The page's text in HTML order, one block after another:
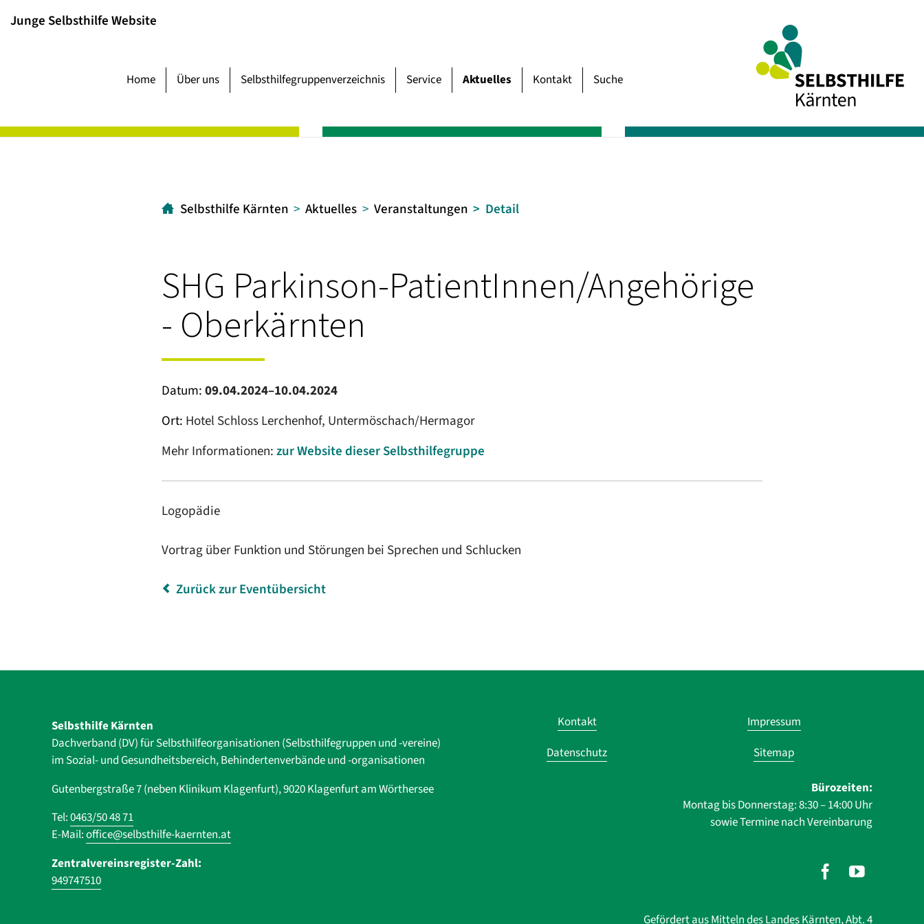
Junge Selbsthilfe Website
Home Über uns Selbsthilfegruppenverzeichnis Service Aktuelles Kontakt Suche
Selbsthilfe Kärnten Aktuelles Veranstaltungen Detail
SHG Parkinson-PatientInnen/Angehörige
- Oberkärnten
Datum:09.04.2024–10.04.2024
Ort: Hotel Schloss Lerchenhof, Untermöschach/Hermagor
Mehr Informationen:zur Website dieser Selbsthilfegruppe
Logopädie
Vortrag über Funktion und Störungen bei Sprechen und Schlucken
Zurück zur Eventübersicht
Selbsthilfe Kärnten
Dachverband (DV) für Selbsthilfe­organisationen (Selbsthilfegruppen und -vereine)
im Sozial- und Gesundheits­bereich, ­Behindertenverbände und ­-organisationen
Gutenbergstraße 7 (neben Klinikum Klagenfurt), 9020 Klagenfurt am Wörthersee
Tel:0463/50 48 71
E-Mail:office@selbsthilfe-kaernten.at
Zentralvereinsregister-Zahl:
949747510
Kontakt
Impressum
Datenschutz
Sitemap
Bürozeiten:
Montag bis Donnerstag: 8:30 – 14:00 Uhr
sowie Termine nach Vereinbarung
Gefördert aus Mitteln des Landes Kärnten, Abt. 4